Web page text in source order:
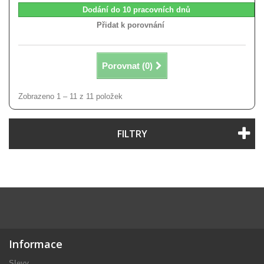
Dodání do 10 pracovních dnů
Přidat k porovnání
Porovnat (0)
Zobrazeno 1 – 11 z 11 položek
FILTRY
Informace